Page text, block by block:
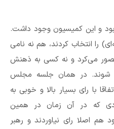
و این کمیسیون وجود داشت.
را انتخاب کردند، هم نه نامی
می‌کرد و نه کسی به ذهنش
شوند. در همان جلسه مجلس
با رای بسیار بالا و خوبی به
که در آن زمان در همین
اصلا رای نیاوردند و رهبر